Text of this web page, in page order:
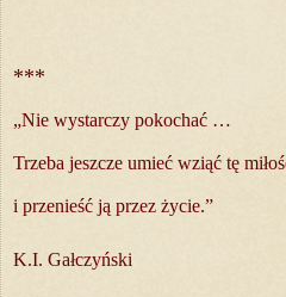
***
„Nie wystarczy pokochać …
Trzeba jeszcze umieć wziąć tę
i przenieść ją przez życie.”
K.I. Gałczyński